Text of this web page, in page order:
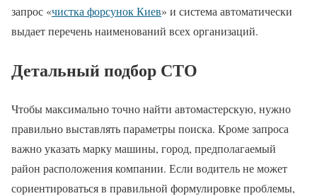
запрос «чистка форсунок Киев» и система автоматически
выдает перечень наименований всех организаций.
Детальный подбор СТО
Чтобы максимально точно найти автомастерскую, нужно
правильно выставлять параметры поиска. Кроме запроса
важно указать марку машины, город, предполагаемый
район расположения компании. Если водитель не может
сориентироваться в правильной формулировке проблемы,